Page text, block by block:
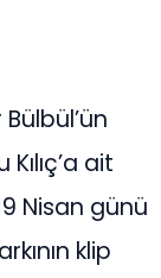
ait
Nisan günü
klip